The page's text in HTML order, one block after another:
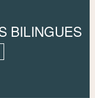
BILINGUES